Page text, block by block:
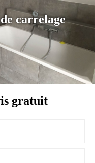
carrelage
gratuit